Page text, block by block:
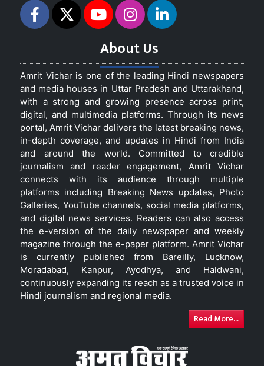
About Us
Amrit Vichar is one of the leading Hindi newspapers
and media houses in Uttar Pradesh and Uttarakhand,
with a strong and growing presence across print,
digital, and multimedia platforms. Through its news
portal, Amrit Vichar delivers the latest breaking news,
in-depth coverage, and updates in Hindi from India
and around the world. Committed to credible
journalism and reader engagement, Amrit Vichar
connects with its audience through multiple
platforms including Breaking News updates, Photo
Galleries, YouTube channels, social media platforms,
and digital news services. Readers can also access
the e-version of the daily newspaper and weekly
magazine through the e-paper platform. Amrit Vichar
is currently published from Bareilly, Lucknow,
Moradabad, Kanpur, Ayodhya, and Haldwani,
continuously expanding its reach as a trusted voice in
Hindi journalism and regional media.
Read More...